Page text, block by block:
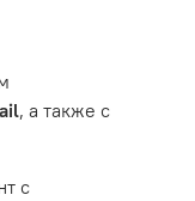
, а также с
с